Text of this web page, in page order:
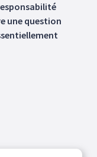
une question